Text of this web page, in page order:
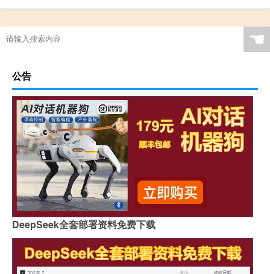
☚
公告
DeepSeek全套部署资料免费下载